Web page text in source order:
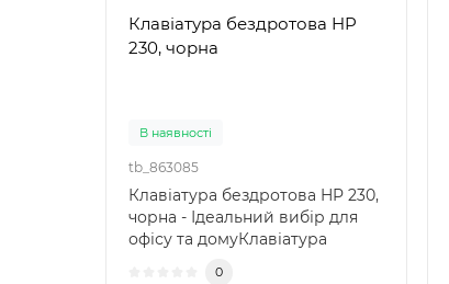
Клавіатура бездротова HP
230, чорна
В наявності
tb_863085
Клавіатура бездротова HP 230,
чорна - Ідеальний вибір для
офісу та домуКлавіатура
0